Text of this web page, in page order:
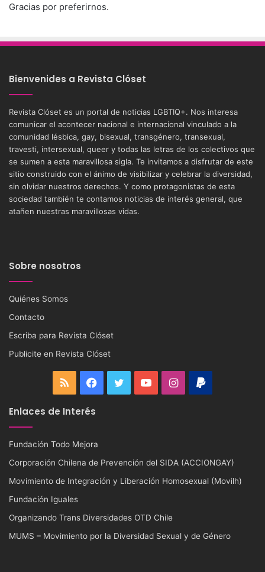
Gracias por preferirnos.
Bienvenides a Revista Clóset
Revista Clóset es un portal de noticias LGBTIQ+. Nos interesa
comunicar el acontecer nacional e internacional vinculado a la
comunidad lésbica, gay, bisexual, transgénero, transexual,
travesti, intersexual, queer y todas las letras de los colectivos que
se sumen a esta maravillosa sigla. Te invitamos a disfrutar de este
sitio construido con el ánimo de visibilizar y celebrar la diversidad,
sin olvidar nuestros derechos. Y como protagonistas de esta
sociedad también te contamos noticias de interés general, que
atañen nuestras maravillosas vidas.
Sobre nosotros
Quiénes Somos
Contacto
Escriba para Revista Clóset
Publicite en Revista Clóset
RSS Facebook
TwitterYouTubeInstagram
PayPal
Enlaces de Interés
Fundación Todo Mejora
Corporación Chilena de Prevención del SIDA (ACCIONGAY)
Movimiento de Integración y Liberación Homosexual (Movilh)
Fundación Iguales
Organizando Trans Diversidades OTD Chile
MUMS – Movimiento por la Diversidad Sexual y de Género